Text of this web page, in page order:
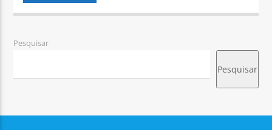
Pesquisar
Pesquisar